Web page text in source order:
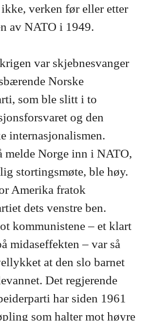
verken før eller etter
av NATO i 1949.
var skjebnesvanger
Norske
som ble slitt i to
og den
internasjonalismen.
melde Norge inn i NATO,
stortingsmøte, ble høy.
Amerika fratok
dets venstre ben.
kommunistene – et klart
midaseffekten – var så
at den slo barnet
Det regjerende
har siden 1961
som halter mot høyre